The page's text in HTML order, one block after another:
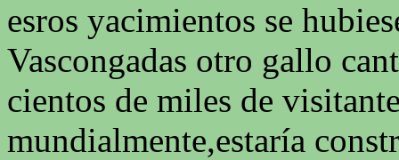
esros yacimientos se
Vascongadas otro gallo
cientos de miles de
mundialmente,estaría